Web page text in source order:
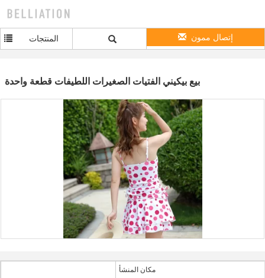
المنتجات إتصال ممون
بيع بيكيني الفتيات الصغيرات اللطيفات قطعة واحدة
مكان المنشأ